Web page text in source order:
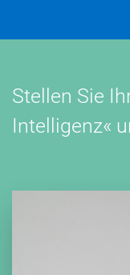
Stellen Sie
Intelligenz«